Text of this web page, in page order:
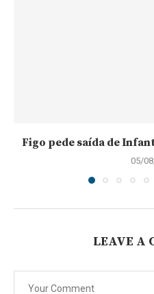
Figo pede saída de
05/
LEAVE A